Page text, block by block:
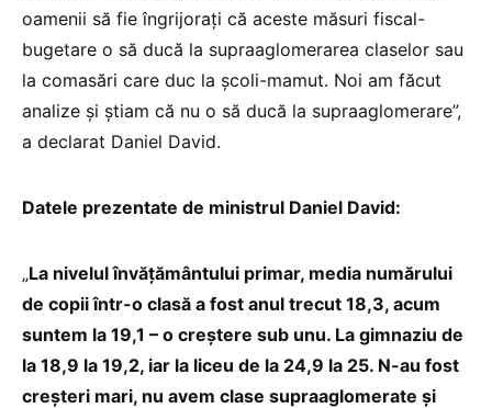
oamenii să fie îngrijorați că aceste măsuri fiscal-
bugetare o să ducă la supraaglomerarea claselor sau
la comasări care duc la școli-mamut. Noi am făcut
analize și știam că nu o să ducă la supraaglomerare”,
a declarat Daniel David.
Datele prezentate de ministrul Daniel David:
„La nivelul învățământului primar, media numărului
de copii într-o clasă a fost anul trecut 18,3, acum
suntem la 19,1 – o creștere sub unu. La gimnaziu de
la 18,9 la 19,2, iar la liceu de la 24,9 la 25. N-au fost
creșteri mari, nu avem clase supraaglomerate și